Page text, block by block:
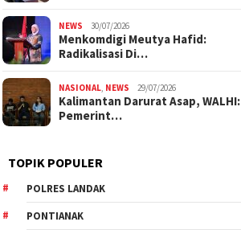
NEWS 30/07/2026
Menkomdigi Meutya Hafid:
Radikalisasi Di…
NASIONAL NEWS 29/07/2026
Kalimantan Darurat Asap, WALHI:
Pemerint…
TOPIK POPULER
POLRES LANDAK
PONTIANAK